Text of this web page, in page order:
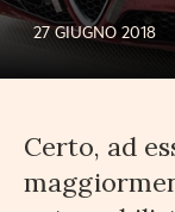
27 GIUGNO 2018
Certo, ad